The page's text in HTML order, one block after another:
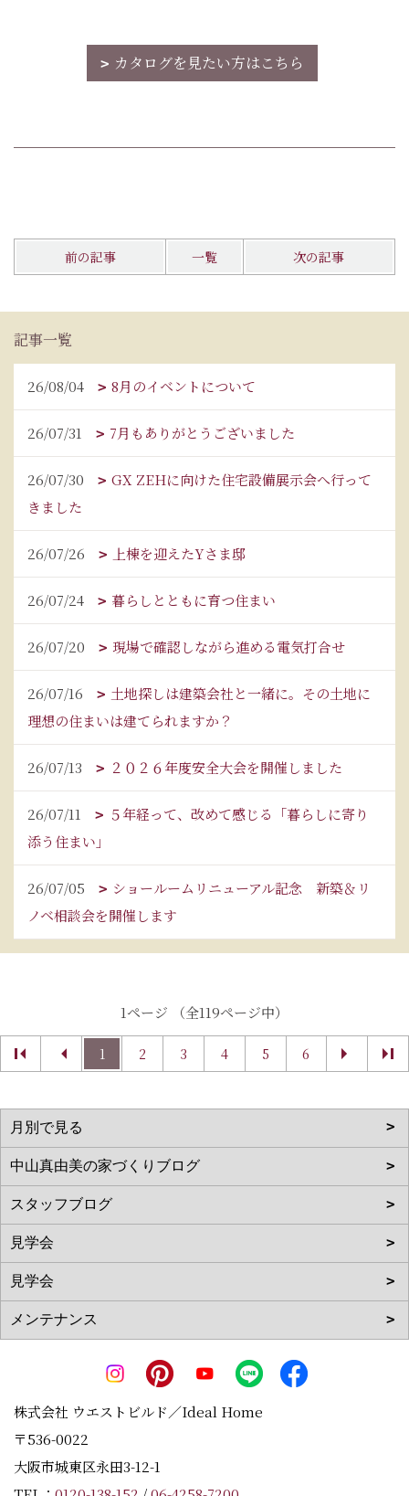
カタログを見たい方はこちら
前の記事 一覧 次の記事
記事一覧
26/08/04 8月のイベントについて
26/07/31 7月もありがとうございました
26/07/30
GX ZEHに向けた住宅設備展示会へ行って
きました
26/07/26 上棟を迎えたYさま邸
26/07/24 暮らしとともに育つ住まい
26/07/20 現場で確認しながら進める電気打合せ
26/07/16
土地探しは建築会社と一緒に。その土地に
理想の住まいは建てられますか？
26/07/13 ２０２６年度安全大会を開催しました
26/07/11
５年経って、改めて感じる「暮らしに寄り
添う住まい」
26/07/05
ショールームリニューアル記念 新築＆リ
ノベ相談会を開催します
1ページ （全119ページ中）
1 2 3 4 5 6
株式会社 ウエストビルド／Ideal Home
〒536-0022
大阪市城東区永田3-12-1